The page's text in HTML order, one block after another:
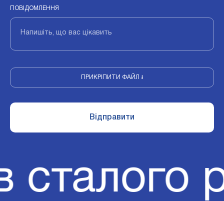
ПОВІДОМЛЕННЯ
ПРИКРІПИТИ ФАЙЛ ⭳
сталого